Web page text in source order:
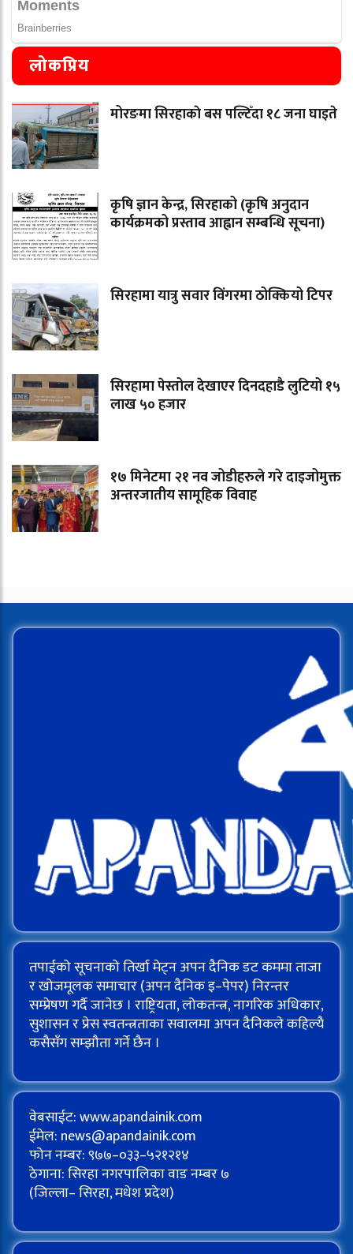
लोकप्रिय
मोरङमा सिरहाकाे बस पल्टिँदा १८ जना घाइते
कृषि ज्ञान केन्द्र, सिरहाको (कृषि अनुदान
कार्यक्रमको प्रस्ताव आह्वान सम्बन्धि सूचना)
सिरहामा यात्रु सवार विंगरमा ठोक्कियो टिपर
सिरहामा पेस्तोल देखाएर दिनदहाडै लुटियो १५
लाख ५० हजार
१७ मिनेटमा २१ नव जोडीहरुले गरे दाइजोमुक्त
अन्तरजातीय सामूहिक विवाह
तपाईको सूचनाको तिर्खा मेट्न अपन दैनिक डट कममा ताजा
र खोजमूलक समाचार (अपन दैनिक इ–पेपर) निरन्तर
सम्प्रेषण गर्दै जानेछ । राष्ट्रियता, लोकतन्त्र, नागरिक अधिकार,
सुशासन र प्रेस स्वतन्त्रताका सवालमा अपन दैनिकले कहिल्यै
कसैसँग सम्झौता गर्ने छैन ।
वेबसाईट: www.apandainik.com
ईमेल: news@apandainik.com
फोन नम्बर: ९७७–०३३–५२१२१४
ठेगाना: सिरहा नगरपालिका वाड नम्बर ७
(जिल्ला– सिरहा, मधेश प्रदेश)